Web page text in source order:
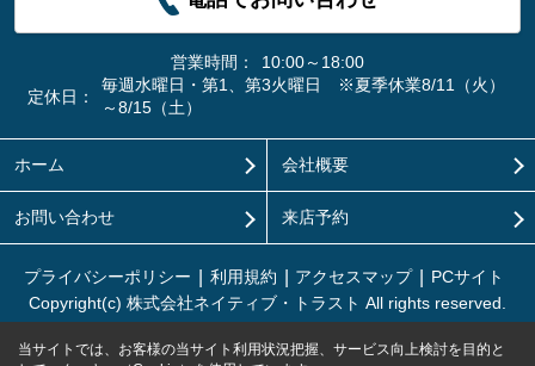
営業時間：
10:00～18:00
定休日：
毎週水曜日・第1、第3火曜日 ※夏季休業8/11（火）
～8/15（土）
ホーム 会社概要
お問い合わせ 来店予約
プライバシーポリシー 利用規約 アクセスマップ
PCサイト
Copyright(c) 株式会社ネイティブ・トラスト All rights reserved.
当サイトでは、お客様の当サイト利用状況把握、サービス向上検討を目的と